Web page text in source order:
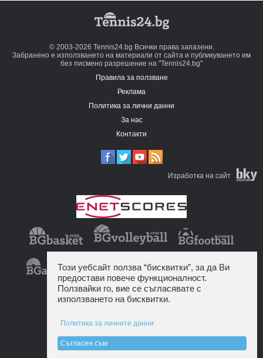
© 2003-2026 Tennis24.bg Всички права запазени.
Забранено е използването на материали от сайта и публикуването им
без писмено разрешение на "Tennis24.bg"
Правила за ползване
Реклама
Политика за лични данни
За нас
Контакти
Изработка на сайт
Този уебсайт ползва “бисквитки”, за да Ви
предостави повече функционалност.
Ползвайки го, вие се съгласявате с
използването на бисквитки.
Политика за личните данни
Съгласен съм